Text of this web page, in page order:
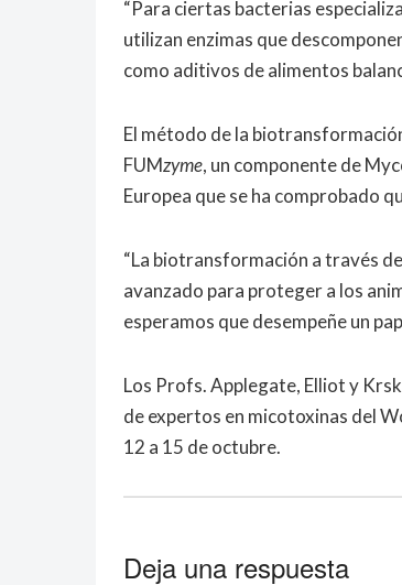
“Para ciertas bacterias
utilizan enzimas que
como aditivos de alimentos
El método de la
FUMzyme, un componente de
Europea que se ha comprobado
“La biotransformación a través
avanzado para proteger a los
esperamos que desempeñe un
Los Profs. Applegate, Elliot y
de expertos en micotoxinas del
12 a 15 de octubre.
Deja una respuesta